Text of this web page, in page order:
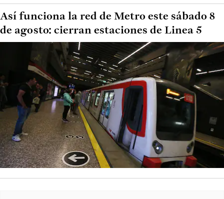
Así funciona la red de Metro este sábado 8
de agosto: cierran estaciones de Linea 5